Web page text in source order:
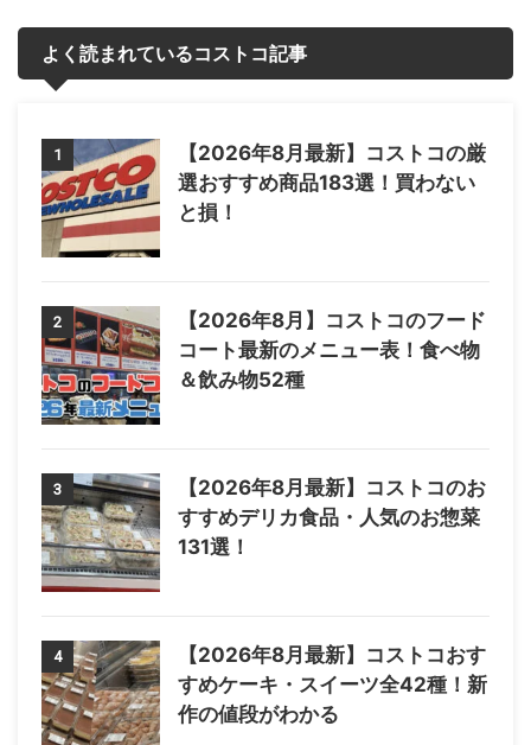
よく読まれているコストコ記事
1
【2026年8月最新】コストコの厳
選おすすめ商品183選！買わない
と損！
2
【2026年8月】コストコのフード
コート最新のメニュー表！食べ物
＆飲み物52種
3
【2026年8月最新】コストコのお
すすめデリカ食品・人気のお惣菜
131選！
4
【2026年8月最新】コストコおす
すめケーキ・スイーツ全42種！新
作の値段がわかる